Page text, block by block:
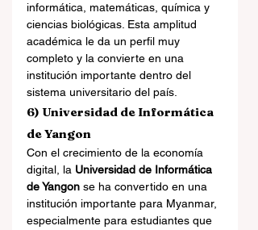
informática, matemáticas, química y
ciencias biológicas. Esta amplitud
académica le da un perfil muy
completo y la convierte en una
institución importante dentro del
sistema universitario del país.
6) Universidad de Informática
de Yangon
Con el crecimiento de la economía
digital, la Universidad de Informática
de Yangon se ha convertido en una
institución importante para Myanmar,
especialmente para estudiantes que